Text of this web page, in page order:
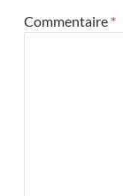
Commentaire *